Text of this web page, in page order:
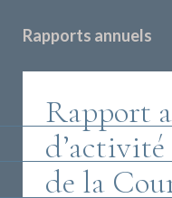
Rapports annuels
Rapport
d’activité
de la